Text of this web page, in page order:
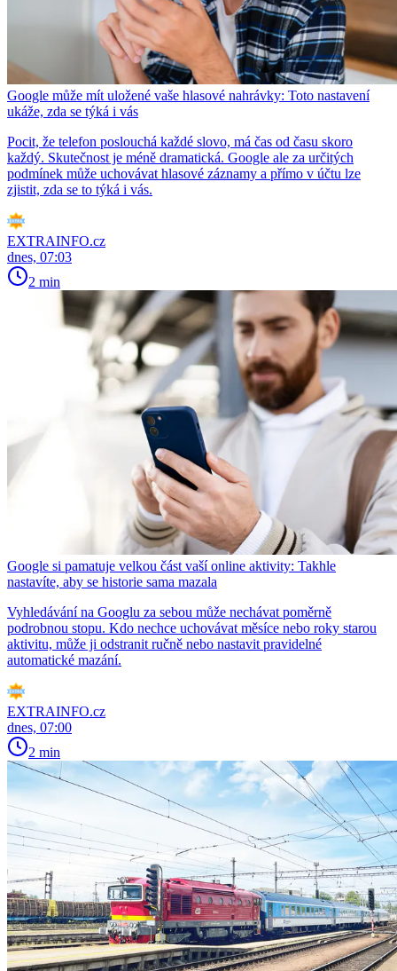
Google může mít uložené vaše hlasové nahrávky: Toto nastavení
ukáže, zda se týká i vás
Pocit, že telefon poslouchá každé slovo, má čas od času skoro
každý. Skutečnost je méně dramatická. Google ale za určitých
podmínek může uchovávat hlasové záznamy a přímo v účtu lze
zjistit, zda se to týká i vás.
EXTRAINFO.cz
dnes, 07:03
2 min
Google si pamatuje velkou část vaší online aktivity: Takhle
nastavíte, aby se historie sama mazala
Vyhledávání na Googlu za sebou může nechávat poměrně
podrobnou stopu. Kdo nechce uchovávat měsíce nebo roky starou
aktivitu, může ji odstranit ručně nebo nastavit pravidelné
automatické mazání.
EXTRAINFO.cz
dnes, 07:00
2 min